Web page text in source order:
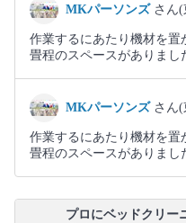
MKパーソンズ さん
作業するにあたり機材を置
畳程のスペースがありまし
MKパーソンズ さん
作業するにあたり機材を置
畳程のスペースがありまし
プロにベッドクリー